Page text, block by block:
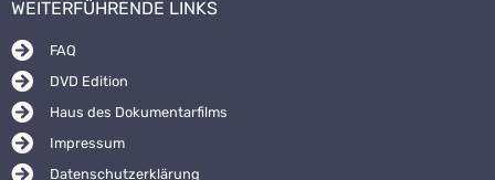
WEITERFÜHRENDE LINKS
FAQ
DVD Edition
Haus des Dokumentarfilms
Impressum
Datenschutzerklärung